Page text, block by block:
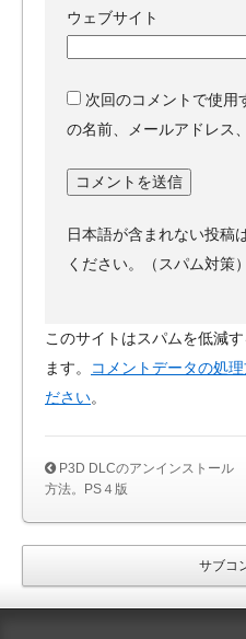
ウェブサイト
次回のコメントで使用
の名前、メールアドレス
日本語が含まれない投稿
ください。（スパム対策）
このサイトはスパムを低減
ます。
コメントデータの処
ださい。
P3D DLCのアンインストール
方法。PS４版
サブコ